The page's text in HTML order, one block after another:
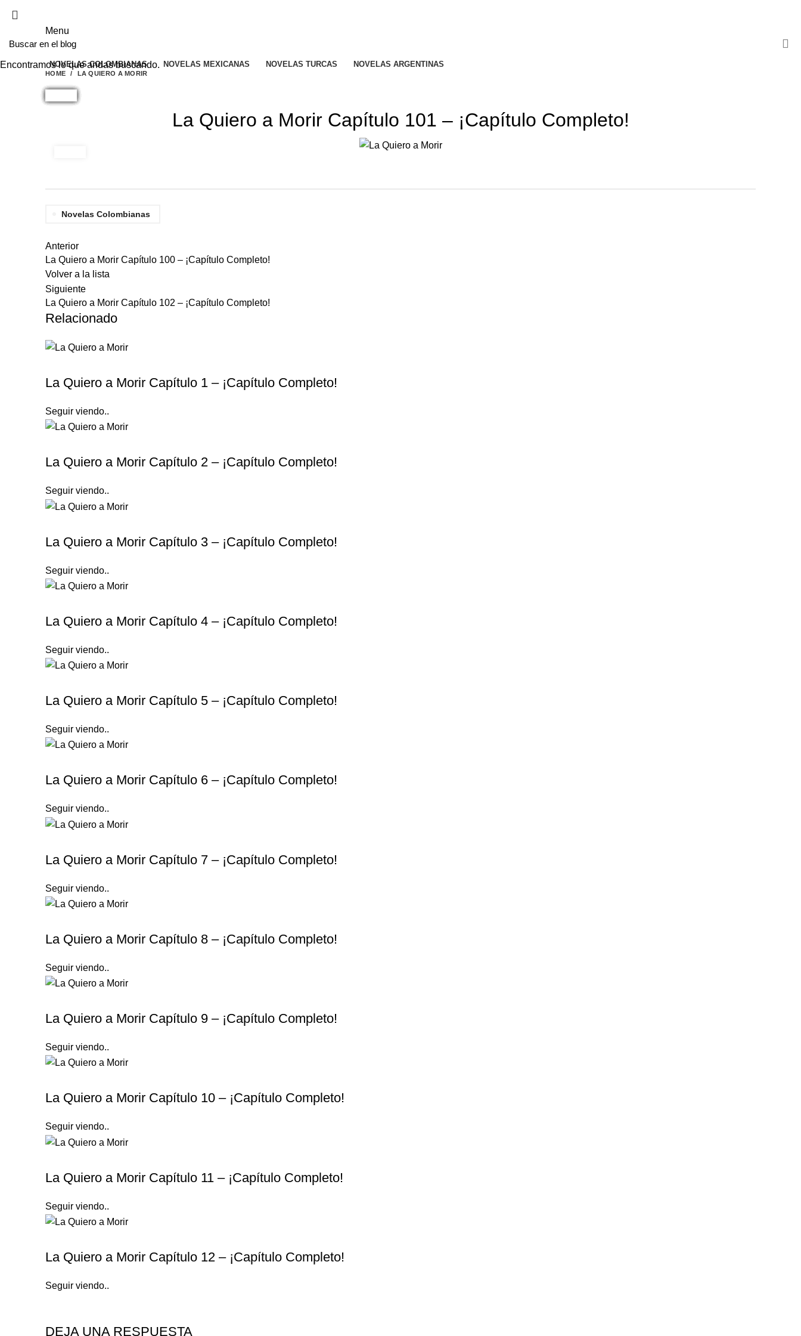
Menu
NOVELAS COLOMBIANAS NOVELAS MEXICANAS NOVELAS TURCAS NOVELAS ARGENTINAS
HOME LA QUIERO A MORIR
La Quiero a Morir Capítulo 101 – ¡Capítulo Completo!
Novelas Colombianas
Anterior
La Quiero a Morir Capítulo 100 – ¡Capítulo Completo!
Volver a la lista
Siguiente
La Quiero a Morir Capítulo 102 – ¡Capítulo Completo!
Relacionado
La Quiero a Morir Capítulo 1 – ¡Capítulo Completo!
Seguir viendo..
La Quiero a Morir Capítulo 2 – ¡Capítulo Completo!
Seguir viendo..
La Quiero a Morir Capítulo 3 – ¡Capítulo Completo!
Seguir viendo..
La Quiero a Morir Capítulo 4 – ¡Capítulo Completo!
Seguir viendo..
La Quiero a Morir Capítulo 5 – ¡Capítulo Completo!
Seguir viendo..
La Quiero a Morir Capítulo 6 – ¡Capítulo Completo!
Seguir viendo..
La Quiero a Morir Capítulo 7 – ¡Capítulo Completo!
Seguir viendo..
La Quiero a Morir Capítulo 8 – ¡Capítulo Completo!
Seguir viendo..
La Quiero a Morir Capítulo 9 – ¡Capítulo Completo!
Seguir viendo..
La Quiero a Morir Capítulo 10 – ¡Capítulo Completo!
Seguir viendo..
La Quiero a Morir Capítulo 11 – ¡Capítulo Completo!
Seguir viendo..
La Quiero a Morir Capítulo 12 – ¡Capítulo Completo!
Seguir viendo..
DEJA UNA RESPUESTA
Encontramos lo que andas buscando.